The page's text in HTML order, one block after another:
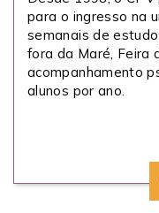
para o ingresso na
semanais de
fora da Maré, Feira
acompanhamento
alunos por ano.